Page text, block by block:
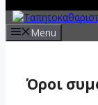
Menu
Όροι